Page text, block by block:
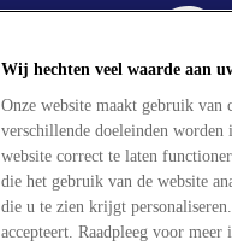
Wij hechten veel waarde aan
Onze website maakt gebruik
verschillende doeleinden
website correct te laten
die het gebruik van de website
die u te zien krijgt
accepteert. Raadpleeg voor meer